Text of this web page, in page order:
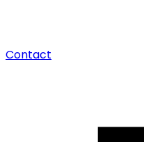
Contact